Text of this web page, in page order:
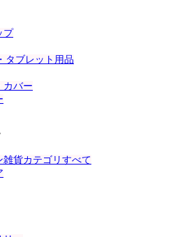
プ
タブレット用品
カバー
雑貨カテゴリすべて